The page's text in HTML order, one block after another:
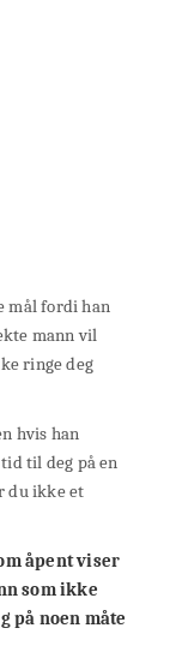
mål fordi han
mann vil
ringe deg
hvis han
til deg på en
du ikke et
åpent viser
som ikke
på noen måte